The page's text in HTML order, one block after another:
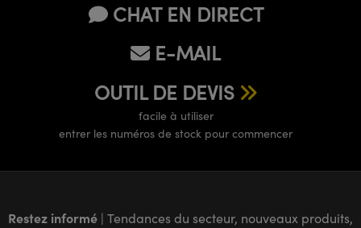
CHAT EN DIRECT
E-MAIL
OUTIL DE DEVIS
facile à utiliser
entrer les numéros de stock pour commencer
Restez informé | Tendances du secteur, nouveaux produits,